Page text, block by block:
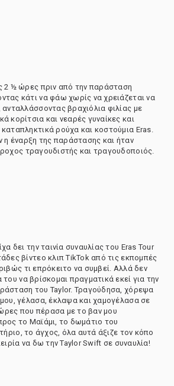
2 ½ ώρες πριν από την παράσταση
κάτι να φάω χωρίς να χρειάζεται να
βραχιόλια φιλίας με
κορίτσια και νεαρές γυναίκες και
ρούχα και κοστούμια Eras.
η έναρξη της παράστασης και ήταν
τραγουδιστής και τραγουδοποιός.
δει την ταινία συναυλίας του Eras Tour
βίντεο κλιπ TikTok από τις εκπομπές
τι επρόκειτο να συμβεί. Αλλά δεν
να βρίσκομαι πραγματικά εκεί για την
του Taylor. Τραγούδησα, χόρεψα
γέλασα, έκλαψα και χαμογέλασα σε
που πέρασα με το βαν μου
το Μαϊάμι, το δωμάτιο του
το άγχος, όλα αυτά άξιζε τον κόπο
να δω την Taylor Swift σε συναυλία!